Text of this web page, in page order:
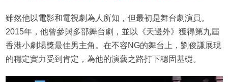
雖然他以電影和電視劇為人所知，但最初是舞台劇演員。
2015年，他曾參與多部舞台劇，並以《天邊外》獲得第九屆
香港小劇場獎最佳男主角。在不容NG的舞台上，劉俊謙展現
的穩定實力受到肯定，為他的演藝之路打下穩固基礎。